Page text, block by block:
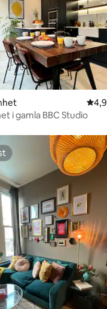
betyg, 149 omdömen
4,97
i gamla BBC Studio